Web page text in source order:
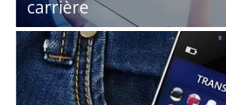
carrière